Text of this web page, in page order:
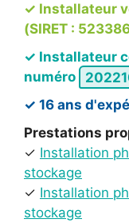
✓ Installateur
(SIRET :
✓ Installateur
numéro
✓ 16 ans
Prestations
✓ Installation
stockage
✓ Installation
stockage